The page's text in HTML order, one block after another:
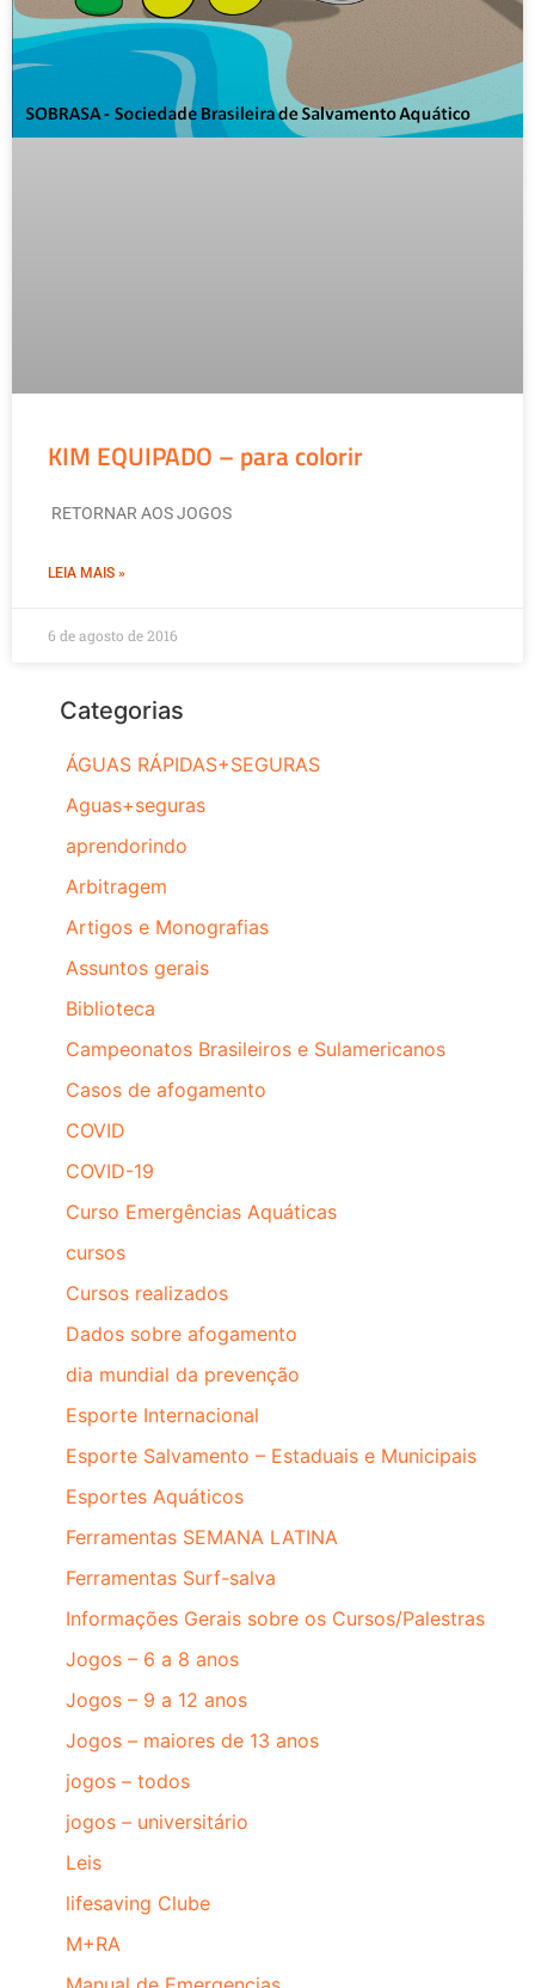
KIM EQUIPADO – para colorir
RETORNAR AOS JOGOS
LEIA MAIS »
6 de agosto de 2016
Categorias
ÁGUAS RÁPIDAS+SEGURAS
Aguas+seguras
aprendorindo
Arbitragem
Artigos e Monografias
Assuntos gerais
Biblioteca
Campeonatos Brasileiros e Sulamericanos
Casos de afogamento
COVID
COVID-19
Curso Emergências Aquáticas
cursos
Cursos realizados
Dados sobre afogamento
dia mundial da prevenção
Esporte Internacional
Esporte Salvamento – Estaduais e Municipais
Esportes Aquáticos
Ferramentas SEMANA LATINA
Ferramentas Surf-salva
Informações Gerais sobre os Cursos/Palestras
Jogos – 6 a 8 anos
Jogos – 9 a 12 anos
Jogos – maiores de 13 anos
jogos – todos
jogos – universitário
Leis
lifesaving Clube
M+RA